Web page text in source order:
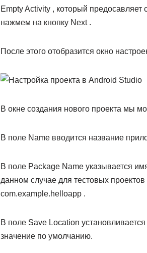
Empty Activity , который
нажмем на кнопку Next .
После этого отобразится окно
В окне создания нового проекта мы
В поле Name вводится название
В поле Package Name указывается
данном случае для тестовых
com.example.helloapp .
В поле Save Location
значение по умолчанию.